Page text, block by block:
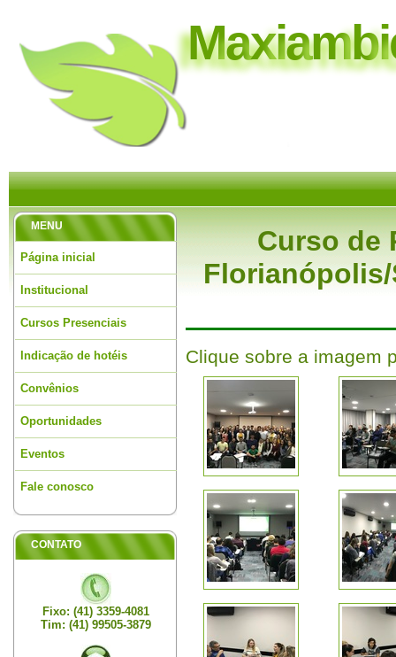
Maxiambi
MENU
Página inicial
Institucional
Cursos Presenciais
Indicação de hotéis
Convênios
Oportunidades
Eventos
Fale conosco
CONTATO
Fixo: (41) 3359-4081
Tim: (41) 99505-3879
Curso de
Florianópolis/
Clique sobre a imagem